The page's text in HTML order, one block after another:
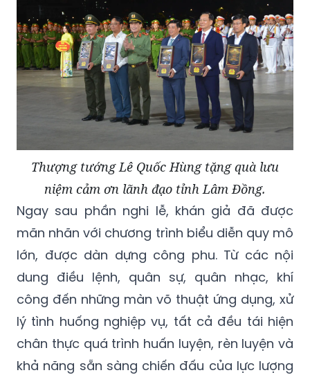
Thượng tướng Lê Quốc Hùng tặng quà lưu
niệm cảm ơn lãnh đạo tỉnh Lâm Đồng.
Ngay sau phần nghi lễ, khán giả đã được
mãn nhãn với chương trình biểu diễn quy mô
lớn, được dàn dựng công phu. Từ các nội
dung điều lệnh, quân sự, quân nhạc, khí
công đến những màn võ thuật ứng dụng, xử
lý tình huống nghiệp vụ, tất cả đều tái hiện
chân thực quá trình huấn luyện, rèn luyện và
khả năng sẵn sàng chiến đấu của lực lượng